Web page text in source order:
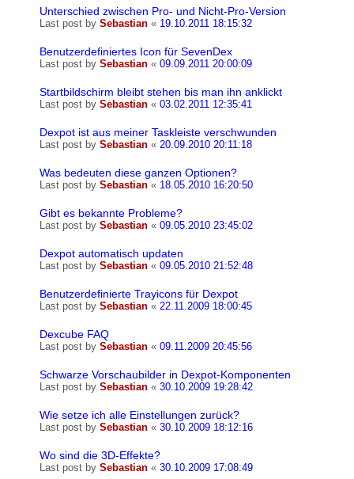
Unterschied zwischen Pro- und Nicht-Pro-Version
Last post by Sebastian « 19.10.2011 18:15:32
Benutzerdefiniertes Icon für SevenDex
Last post by Sebastian « 09.09.2011 20:00:09
Startbildschirm bleibt stehen bis man ihn anklickt
Last post by Sebastian « 03.02.2011 12:35:41
Dexpot ist aus meiner Taskleiste verschwunden
Last post by Sebastian « 20.09.2010 20:11:18
Was bedeuten diese ganzen Optionen?
Last post by Sebastian « 18.05.2010 16:20:50
Gibt es bekannte Probleme?
Last post by Sebastian « 09.05.2010 23:45:02
Dexpot automatisch updaten
Last post by Sebastian « 09.05.2010 21:52:48
Benutzerdefinierte Trayicons für Dexpot
Last post by Sebastian « 22.11.2009 18:00:45
Dexcube FAQ
Last post by Sebastian « 09.11.2009 20:45:56
Schwarze Vorschaubilder in Dexpot-Komponenten
Last post by Sebastian « 30.10.2009 19:28:42
Wie setze ich alle Einstellungen zurück?
Last post by Sebastian « 30.10.2009 18:12:16
Wo sind die 3D-Effekte?
Last post by Sebastian « 30.10.2009 17:08:49